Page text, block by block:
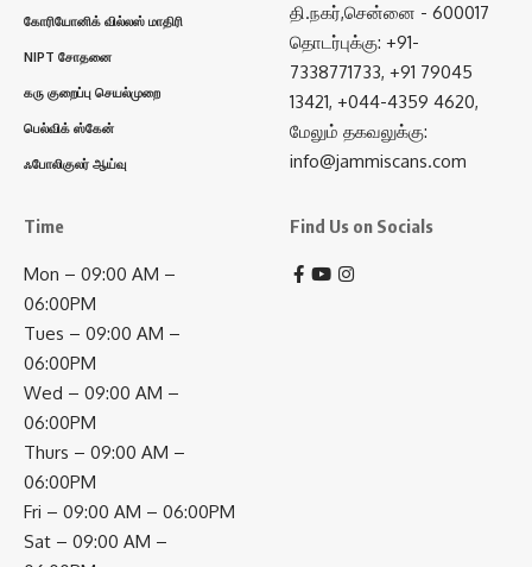
கோரியோனிக் வில்லஸ் மாதிரி
NIPT சோதனை
கரு குறைப்பு செயல்முறை
பெல்விக் ஸ்கேன்
ஃபோலிகுலர் ஆய்வு
தி.நகர்,சென்னை - 600017
தொடர்புக்கு: +91-
7338771733, +91 79045
13421, +044-4359 4620,
மேலும் தகவலுக்கு:
info@jammiscans.com
Time
Mon – 09:00 AM –
06:00PM
Tues – 09:00 AM –
06:00PM
Wed – 09:00 AM –
06:00PM
Thurs – 09:00 AM –
06:00PM
Fri – 09:00 AM – 06:00PM
Sat – 09:00 AM –
Find Us on Socials